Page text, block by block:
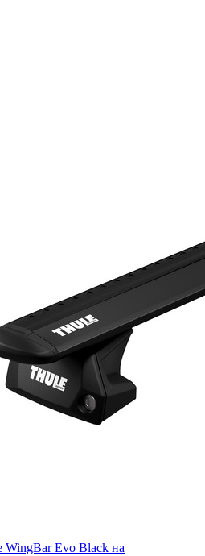
WingBar Evo Black на